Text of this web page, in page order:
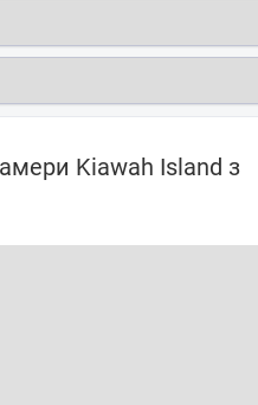
Kiawah Island з